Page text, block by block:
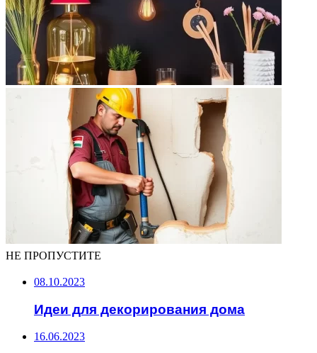
НЕ ПРОПУСТИТЕ
08.10.2023
Идеи для декорирования дома
16.06.2023